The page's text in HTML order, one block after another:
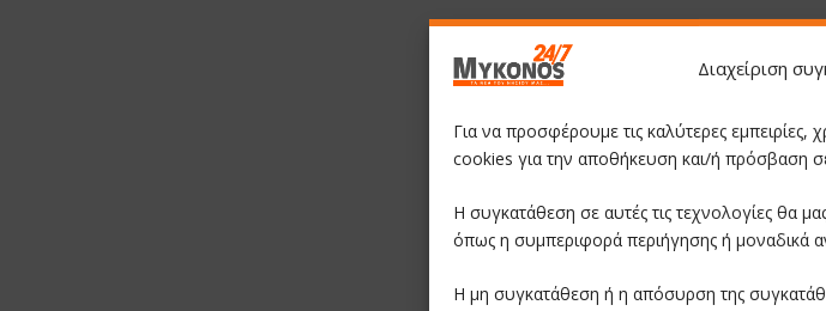
Διαχείριση
Για να προσφέρουμε τις καλύτερες εμπειρίες,
cookies για την αποθήκευση και/ή πρόσβαση
Η συγκατάθεση σε αυτές τις τεχνολογίες θα
όπως η συμπεριφορά περιήγησης ή μοναδικά
Η μη συγκατάθεση ή η απόσυρση της